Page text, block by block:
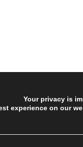
Your privacy is
experience on our